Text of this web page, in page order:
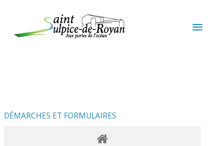
DÉMARCHES ET FORMULAIRES